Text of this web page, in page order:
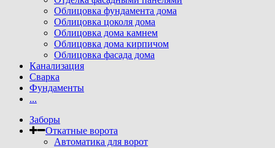
Облицовка фундамента дома
Облицовка цоколя дома
Облицовка дома камнем
Облицовка дома кирпичом
Облицовка фасада дома
Канализация
Сварка
Фундаменты
...
Заборы
Откатные ворота
Автоматика для ворот